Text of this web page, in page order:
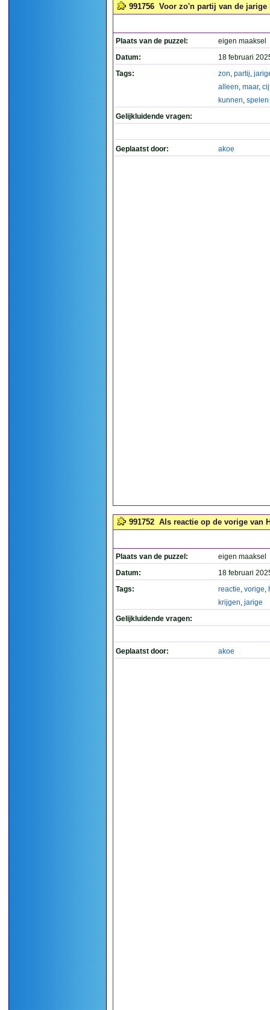
991756 Voor zo'n partij van de
Plaats van de puzzel:
eigen maaksel
Datum:
18 februari
Tags:
zon, partij,
alleen, maar,
kunnen, spelen
Gelijkluidende vragen:
Geplaatst door: akoe
991752 Als reactie op de vorige van
Plaats van de puzzel:
eigen maaksel
Datum:
18 februari
Tags:
reactie, vorige,
krijgen, jarige
Gelijkluidende vragen:
Geplaatst door: akoe